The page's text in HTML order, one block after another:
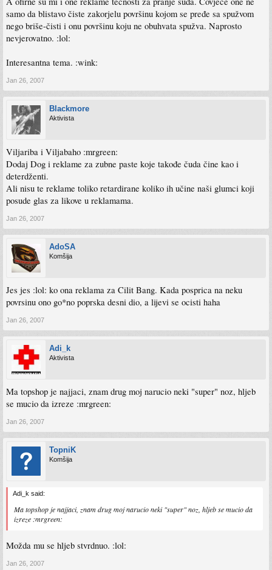
samo da blistavo čiste zakorjelu površinu kojom se pređe sa spužvom
nego briše-čisti i onu površinu koju ne obuhvata spužva. Naprosto
nevjerovatno. :lol:
Interesantna tema. :wink:
Jan 26, 2007
Blackmore
Aktivista
Viljariba i Viljabaho :mrgreen:
Dodaj Dog i reklame za zubne paste koje takođe čuda čine kao i
deterdženti.
Ali nisu te reklame toliko retardirane koliko ih učine naši glumci koji
posude glas za likove u reklamama.
Jan 26, 2007
AdoSA
Komšija
Jes jes :lol: ko ona reklama za Cilit Bang. Kada posprica na neku
povrsinu ono go*no poprska desni dio, a lijevi se ocisti haha
Jan 26, 2007
Adi_k
Aktivista
Ma topshop je najjaci, znam drug moj narucio neki "super" noz, hljeb
se mucio da izreze :mrgreen:
Jan 26, 2007
TopniK
Komšija
Adi_k said:
Ma topshop je najjaci, znam drug moj narucio neki "super" noz, hljeb se mucio da
izreze :mrgreen:
Možda mu se hljeb stvrdnuo. :lol:
Jan 26, 2007